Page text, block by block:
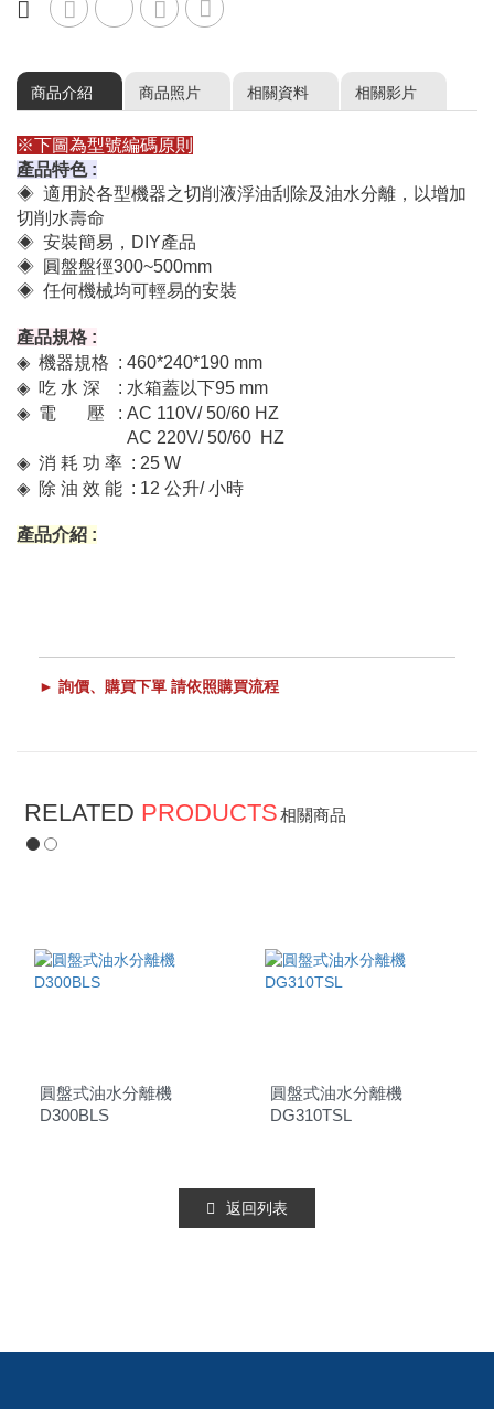
商品介紹 商品照片 相關資料 相關影片
※下圖為型號編碼原則
產品特色 :
◈ 適用於各型機器之切削液浮油刮除及油水分離，以增加
切削水壽命
◈ 安裝簡易，DIY產品
◈ 圓盤盤徑300~500mm
◈ 任何機械均可輕易的安裝
產品規格 :
◈ 機器規格 : 460*240*190 mm
◈ 吃 水 深 : 水箱蓋以下95 mm
◈ 電 壓 : AC 110V/ 50/60 HZ
AC 220V/ 50/60 HZ
◈ 消 耗 功 率 : 25 W
◈ 除 油 效 能 : 12 公升/ 小時
產品介紹 :
油水分離機操作手冊 OIL SKIMMER Operation Manual
► 詢價、購買下單 請依照購買流程
RELATED PRODUCTS相關商品
圓盤式油水分離機
D300BLS
圓盤式油水分離機
DG310TSL
返回列表